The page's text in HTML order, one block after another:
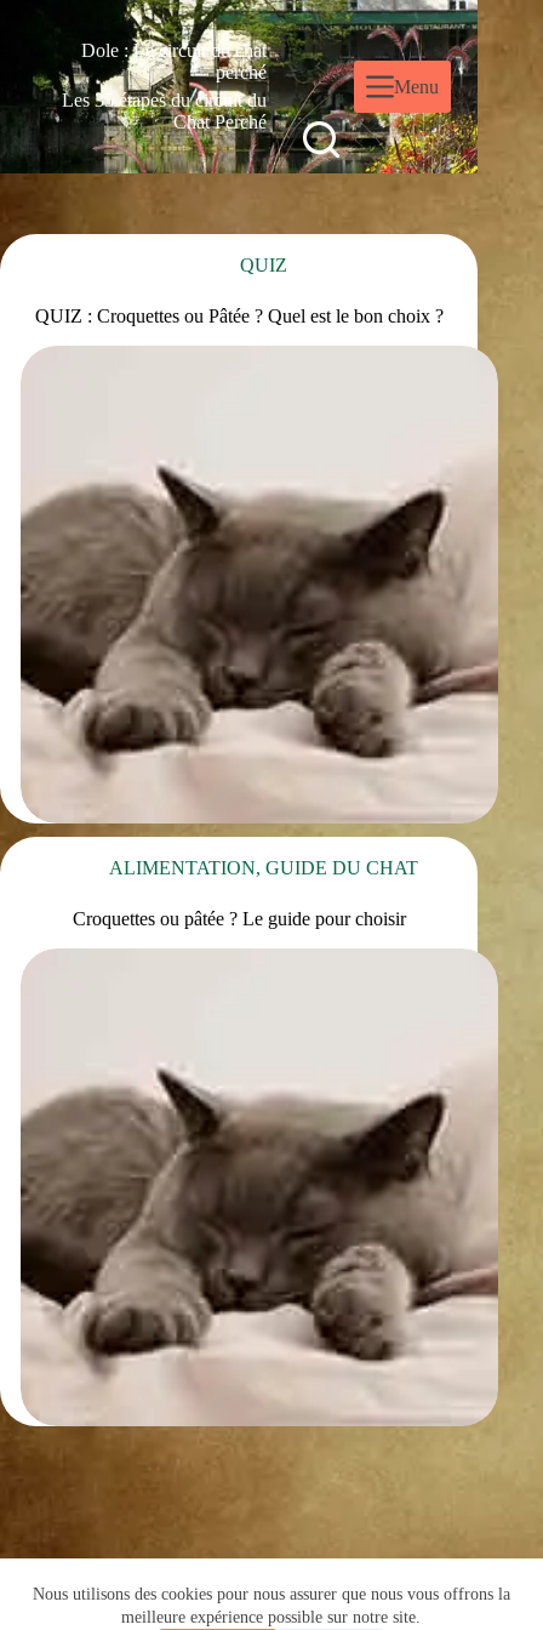
Nous utilisons des cookies pour nous assurer que nous vous offrons la
meilleure expérience possible sur notre site.
Dole : Le circuit du chat
perché
Les 35 étapes du circuit du
Chat Perché
Menu
QUIZ
QUIZ : Croquettes ou Pâtée ? Quel est le bon choix ?
ALIMENTATION, GUIDE DU CHAT
Croquettes ou pâtée ? Le guide pour choisir
Copyright © 2016 -Cyril de Grivel PLAN DU SITE